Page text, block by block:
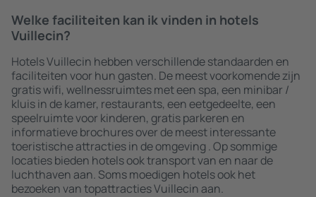
Welke faciliteiten kan ik vinden in hotels
Vuillecin?
Hotels Vuillecin hebben verschillende standaarden en
faciliteiten voor hun gasten. De meest voorkomende zijn
gratis wifi, wellnessruimtes met een spa, een minibar /
kluis in de kamer, restaurants, een eetgedeelte, een
speelruimte voor kinderen, gratis parkeren en
informatieve brochures over de meest interessante
toeristische attracties in de omgeving . Op sommige
locaties bieden hotels ook transport van en naar de
luchthaven aan. Soms moedigen hotels ook het
bezoeken van topattracties Vuillecin aan.